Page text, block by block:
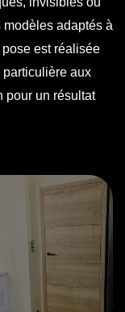
adaptés à
est réalisée
aux
pour un résultat